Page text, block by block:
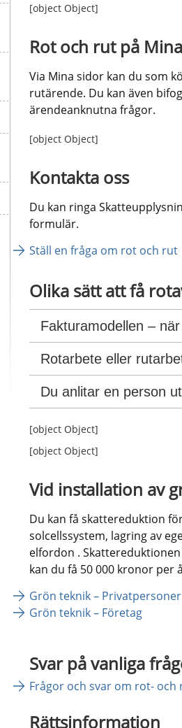
[object Object]
Rot och rut på
Via Mina sidor kan du som
rutärende. Du kan även
ärendeanknutna frågor.
[object Object]
Kontakta oss
Du kan ringa
formulär.
Ställ en fråga om rot och rut
Olika sätt att få
Fakturamodellen –
Rotarbete eller
Du anlitar en person
[object Object]
[object Object]
Vid installation av
Du kan få skattereduktion
solcellssystem, lagring av
elfordon .
kan du få 50 000 kronor
Grön teknik – Privatpersoner
Grön teknik – Företag
Svar på vanliga
Frågor och svar om rot- och
Rättsinformation